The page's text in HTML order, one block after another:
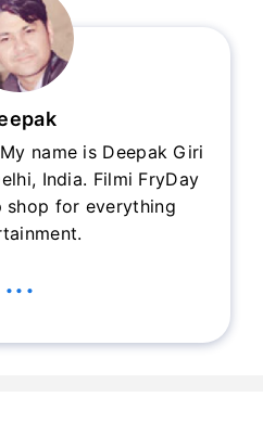
name is Deepak Giri
India. Filmi FryDay
shop for everything
...